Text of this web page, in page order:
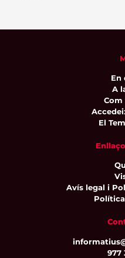
En
A
Com
El
Avís legal i
977